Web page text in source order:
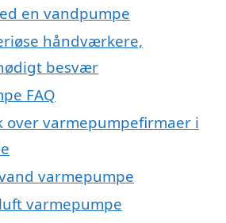
en vandpumpe
håndværkere,
besvær
FAQ
over varmepumpefirmaer i
varmepumpe
varmepumpe